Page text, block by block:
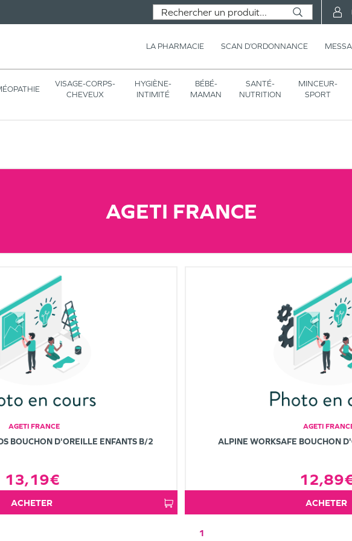
LA PHARMACIE SCAN D’ORDONNANCE
VISAGE-CORPS-
CHEVEUX
HYGIÈNE-
INTIMITÉ
BÉBÉ-
MAMAN
SANTÉ-
NUTRITION
MINCEUR-
SPORT
AGETI FRANCE
AGETI FRANCE
BOUCHON D'OREILLE ENFANTS B/2
13,19€
ACHETER
AGETI
ALPINE WORKSAFE BOUCHON
ACHETER
1